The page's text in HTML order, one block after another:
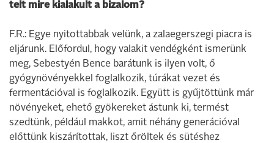
telt mire kialakult a bizalom?
F.R.: Egye nyitottabbak velünk, a zalaegerszegi piacra is
eljárunk. Előfordul, hogy valakit vendégként ismerünk
meg, Sebestyén Bence barátunk is ilyen volt, ő
gyógynövényekkel foglalkozik, túrákat vezet és
fermentációval is foglalkozik. Együtt is gyűjtöttünk már
növényeket, ehető gyökereket ástunk ki, termést
szedtünk, például makkot, amit néhány generációval
előttünk kiszárítottak, liszt őröltek és sütéshez